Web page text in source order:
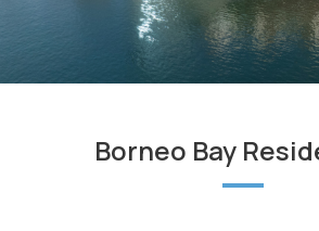
Borneo Bay